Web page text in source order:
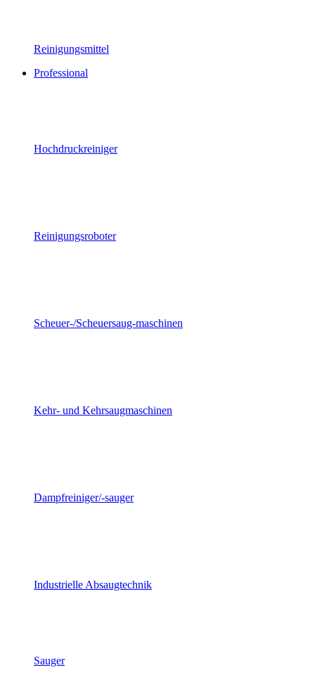
Reinigungsmittel
Professional
Hochdruckreiniger
Reinigungsroboter
Scheuer-/Scheuersaug-maschinen
Kehr- und Kehrsaugmaschinen
Dampfreiniger/-sauger
Industrielle Absaugtechnik
Sauger